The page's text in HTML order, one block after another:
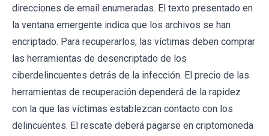
direcciones de email enumeradas. El texto presentado en
la ventana emergente indica que los archivos se han
encriptado. Para recuperarlos, las víctimas deben comprar
las herramientas de desencriptado de los
ciberdelincuentes detrás de la infección. El precio de las
herramientas de recuperación dependerá de la rapidez
con la que las víctimas establezcan contacto con los
delincuentes. El rescate deberá pagarse en criptomoneda